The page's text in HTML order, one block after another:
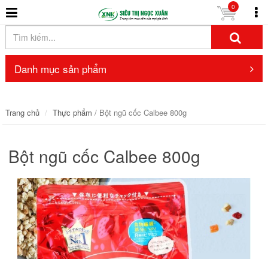
0
Danh mục sản phẩm
Trang chủ Thực phẩm / Bột ngũ cốc Calbee 800g
Bột ngũ cốc Calbee 800g